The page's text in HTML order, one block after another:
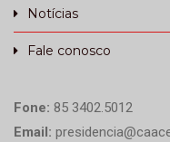
Notícias
Fale conosco
Fone: 85 3402.5012
Email: